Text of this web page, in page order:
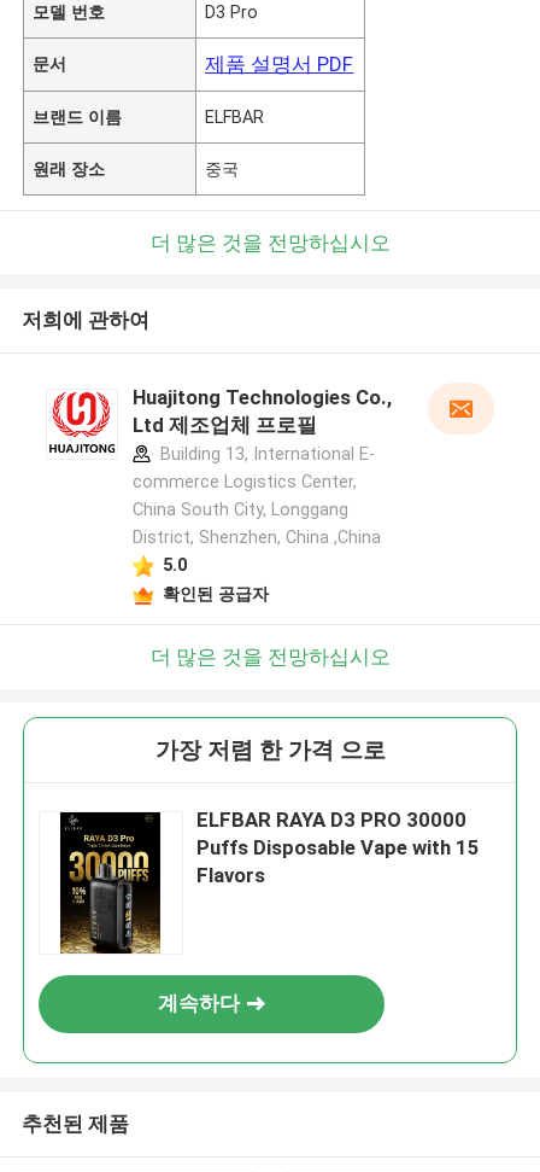
모델 번호 D3 Pro
문서 제품 설명서 PDF
브랜드 이름 ELFBAR
원래 장소 중국
더 많은 것을 전망하십시오
저희에 관하여
Huajitong Technologies Co.,
Ltd 제조업체 프로필
Building 13, International E-
commerce Logistics Center,
China South City, Longgang
District, Shenzhen, China ,China
5.0
확인된 공급자
더 많은 것을 전망하십시오
가장 저렴 한 가격 으로
ELFBAR RAYA D3 PRO 30000
Puffs Disposable Vape with 15
Flavors
계속하다
추천된 제품